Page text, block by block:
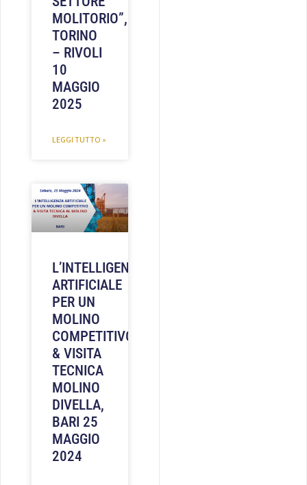
MOLITORIO”,
TORINO
– RIVOLI
10
MAGGIO
2025
LEGGI TUTTO »
L’INTELLIGENZA
ARTIFICIALE
PER UN
MOLINO
COMPETITIVO
& VISITA
TECNICA
MOLINO
DIVELLA,
BARI 25
MAGGIO
2024